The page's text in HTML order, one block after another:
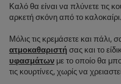
Καλό θα είναι να πλύνετε τις
αρκετή σκόνη από το καλοκαίρι.
Μόλις τις κρεμάσετε και πάλι,
ατμοκαθαριστή σας και το
υφασμάτων με το οποίο θα
τις κουρτίνες, χωρίς να